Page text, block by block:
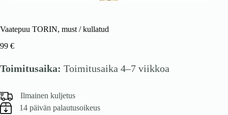
Vaatepuu TORIN, must / kullatud
99 €
Toimitusaika: Toimitusaika 4–7 viikkoa
Ilmainen kuljetus
14 päivän palautusoikeus